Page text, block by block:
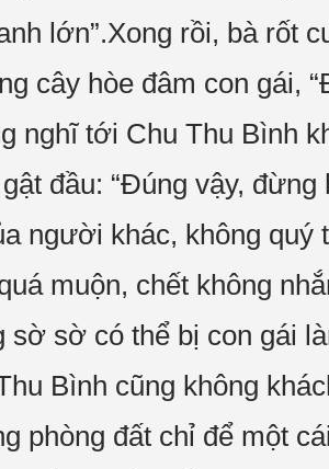
lớn”.Xong rồi, bà rốt
cây hòe đâm con gái,
nghĩ tới Chu Thu Bình
đầu: “Đúng vậy,
người khác, không quý
muộn, chết không
sờ sờ có thể bị con gái
Bình cũng không
phòng đất chỉ để một